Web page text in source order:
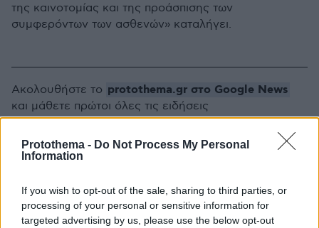
Protothema - Do Not Process My Personal
Information
If you wish to opt-out of the sale, sharing to third parties, or
processing of your personal or sensitive information for
targeted advertising by us, please use the below opt-out
της καινοτομίας και της προάσπισης των
συμφερόντων των ασθενών» καταλήγει.
Ακολουθήστε το protothema.gr στο Google News
και μάθετε πρώτοι όλες τις ειδήσεις
Δείτε όλες τις τελευταίες Ειδήσειςαπό την Ελλάδα
και τον Κόσμο, τη στιγμή που συμβαίνουν, στο